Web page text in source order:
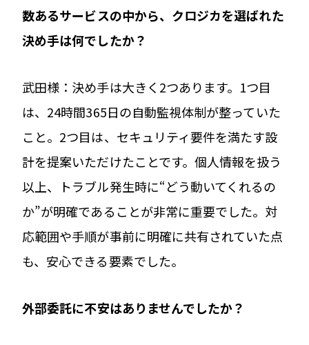
――数あるサービスの中から、クロジカを選ばれた
決め手は何でしたか？
武田様：決め手は大きく2つあります。1つ目
は、24時間365日の自動監視体制が整っていた
こと。2つ目は、セキュリティ要件を満たす設
計を提案いただけたことです。個人情報を扱う
以上、トラブル発生時に“どう動いてくれるの
か”が明確であることが非常に重要でした。対
応範囲や手順が事前に明確に共有されていた点
も、安心できる要素でした。
――外部委託に不安はありませんでしたか？